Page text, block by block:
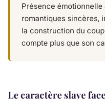
Présence
romantiques sincères,
la construction du
compte plus que son
Le caractère slave